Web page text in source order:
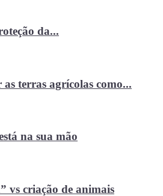
da...
terras agrícolas como...
na sua mão
vs criação de animais